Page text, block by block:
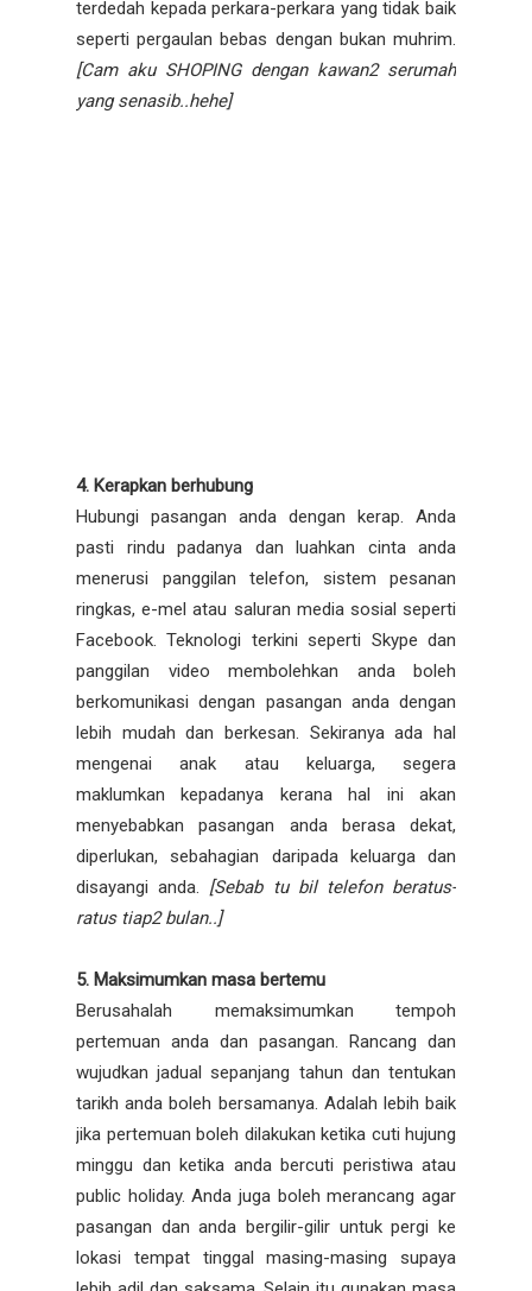
terdedah kepada perkara-perkara yang tidak baik
seperti pergaulan bebas dengan bukan muhrim.
[Cam aku SHOPING dengan kawan2 serumah
yang senasib..hehe]
4. Kerapkan berhubung
Hubungi pasangan anda dengan kerap. Anda
pasti rindu padanya dan luahkan cinta anda
menerusi panggilan telefon, sistem pesanan
ringkas, e-mel atau saluran media sosial seperti
Facebook. Teknologi terkini seperti Skype dan
panggilan video membolehkan anda boleh
berkomunikasi dengan pasangan anda dengan
lebih mudah dan berkesan. Sekiranya ada hal
mengenai anak atau keluarga, segera
maklumkan kepadanya kerana hal ini akan
menyebabkan pasangan anda berasa dekat,
diperlukan, sebahagian daripada keluarga dan
disayangi anda. [Sebab tu bil telefon beratus-
ratus tiap2 bulan..]
5. Maksimumkan masa bertemu
Berusahalah memaksimumkan tempoh
pertemuan anda dan pasangan. Rancang dan
wujudkan jadual sepanjang tahun dan tentukan
tarikh anda boleh bersamanya. Adalah lebih baik
jika pertemuan boleh dilakukan ketika cuti hujung
minggu dan ketika anda bercuti peristiwa atau
public holiday. Anda juga boleh merancang agar
pasangan dan anda bergilir-gilir untuk pergi ke
lokasi tempat tinggal masing-masing supaya